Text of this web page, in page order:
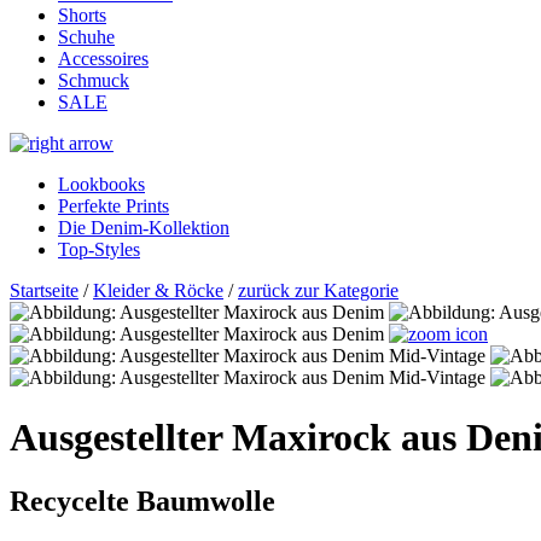
Shorts
Schuhe
Accessoires
Schmuck
SALE
Lookbooks
Perfekte Prints
Die Denim-Kollektion
Top-Styles
Startseite /Kleider & Röcke /zurück zur Kategorie
Ausgestellter Maxirock aus
Recycelte Baumwolle